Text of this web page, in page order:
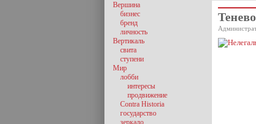
Вершина
бизнес
бренд
личность
Вертикаль
свита
ступени
Мир
лобби
интересы
продвижение
Contra Historia
государство
зеркало